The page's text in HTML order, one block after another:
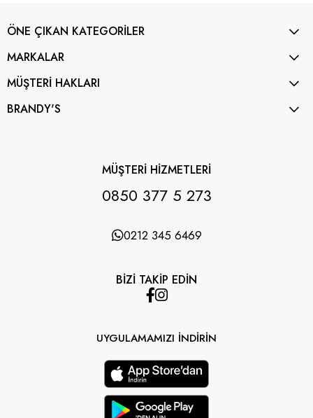
ÖNE ÇIKAN KATEGORİLER
MARKALAR
MÜŞTERİ HAKLARI
BRANDY'S
MÜŞTERİ HİZMETLERİ
0850 377 5 273
0212 345 6469
BİZİ TAKİP EDİN
UYGULAMAMIZI İNDİRİN